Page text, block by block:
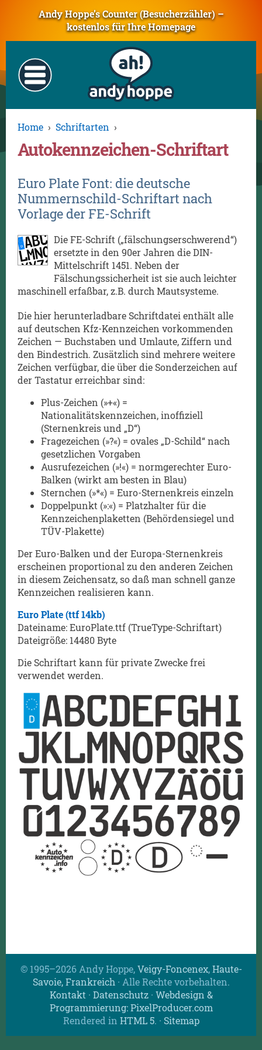
Andy Hoppe’s Counter (Besucherzähler) –
kostenlos für Ihre Homepage
Home › Schriftarten ›
Autokennzeichen-Schriftart
Euro Plate Font: die deutsche
Nummernschild-Schriftart nach
Vorlage der FE-Schrift
Die FE-Schrift („fälschungserschwerend“)
ersetzte in den 90er Jahren die DIN-
Mittelschrift 1451. Neben der
Fälschungssicherheit ist sie auch leichter
maschinell erfaßbar, z.B. durch Mautsysteme.
Die hier herunterladbare Schriftdatei enthält alle
auf deutschen Kfz-Kennzeichen vorkommenden
Zeichen — Buchstaben und Umlaute, Ziffern und
den Bindestrich. Zusätzlich sind mehrere weitere
Zeichen verfügbar, die über die Sonderzeichen auf
der Tastatur erreichbar sind:
Plus-Zeichen (»+«) =
Nationalitätskennzeichen, inoffiziell
(Sternenkreis und „D“)
Fragezeichen (»?«) = ovales „D-Schild“ nach
gesetzlichen Vorgaben
Ausrufezeichen (»!«) = normgerechter Euro-
Balken (wirkt am besten in Blau)
Sternchen (»*«) = Euro-Sternenkreis einzeln
Doppelpunkt (»:«) = Platzhalter für die
Kennzeichenplaketten (Behördensiegel und
TÜV-Plakette)
Der Euro-Balken und der Europa-Sternenkreis
erscheinen proportional zu den anderen Zeichen
in diesem Zeichensatz, so daß man schnell ganze
Kennzeichen realisieren kann.
Euro Plate (ttf 14kb)
Dateiname: EuroPlate.ttf (TrueType-Schriftart)
Dateigröße: 14480 Byte
Die Schriftart kann für private Zwecke frei
verwendet werden.
© 1995–2026 Andy Hoppe,Veigy-Foncenex,Haute-
Savoie, Frankreich · Alle Rechte vorbehalten.
Kontakt · Datenschutz· Webdesign &
Programmierung: PixelProducer.com
Rendered in HTML 5. · Sitemap